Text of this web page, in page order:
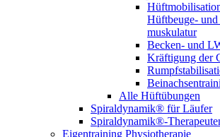
Hüftbeuge-
muskulatur
Becken- und
Kräftigung der
Alle Hüftübungen
Spiraldynamik® für Läufer
Spiraldynamik®-
Eigentraining Physiotherapie